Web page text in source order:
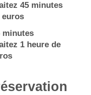
45 minutes
minutes
1 heure de